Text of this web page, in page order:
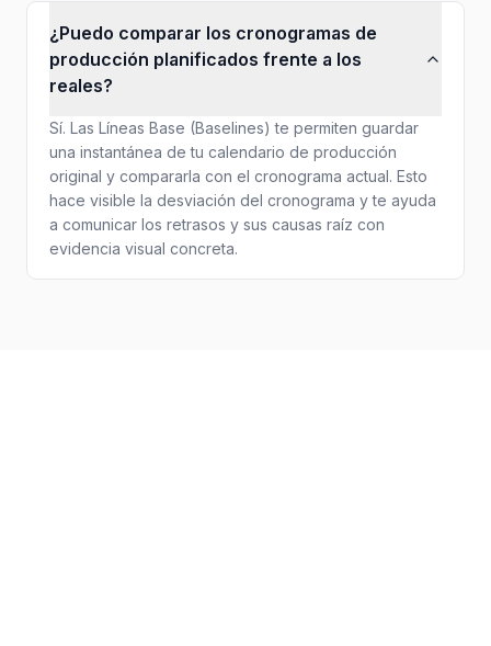
¿Puedo comparar los cronogramas de
producción planificados frente a los
reales?
Sí. Las Líneas Base (Baselines) te permiten guardar
una instantánea de tu calendario de producción
original y compararla con el cronograma actual. Esto
hace visible la desviación del cronograma y te ayuda
a comunicar los retrasos y sus causas raíz con
evidencia visual concreta.